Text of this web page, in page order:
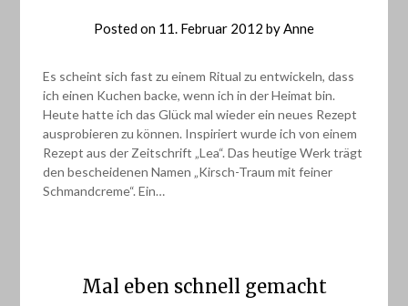
Posted on 11. Februar 2012 byAnne
Es scheint sich fast zu einem Ritual zu entwickeln, dass
ich einen Kuchen backe, wenn ich in der Heimat bin.
Heute hatte ich das Glück mal wieder ein neues Rezept
ausprobieren zu können. Inspiriert wurde ich von einem
Rezept aus der Zeitschrift „Lea“. Das heutige Werk trägt
den bescheidenen Namen „Kirsch-Traum mit feiner
Schmandcreme“. Ein…
Mal eben schnell gemacht